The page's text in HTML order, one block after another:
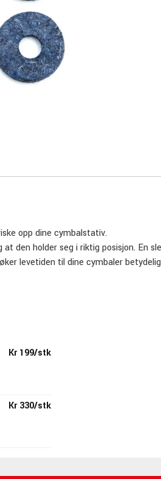
opp dine cymbalstativ.
den holder seg i riktig posisjon. En
levetiden til dine cymbaler
direkte kontakt med cymbalen din.
ørepropper, cymbalnitar,
med nøye gjennomtenkt funksjon og
Kr 199/stk
Kr 330/stk